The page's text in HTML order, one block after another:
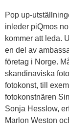
Pop up-
inleder piQmos
kommer att leda.
en del av
företag i Norge.
skandinaviska
fotokonst, till
fotokonstnären
Sonja Hesslow,
Marlon Weston